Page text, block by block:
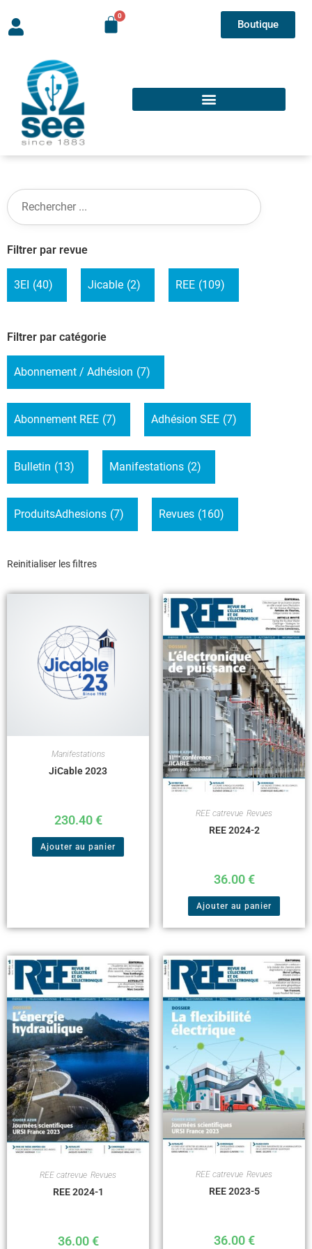
Boutique
Filtrer par revue
3EI (40) Jicable (2) REE (109)
Filtrer par catégorie
Abonnement / Adhésion (7)
Abonnement REE (7) Adhésion SEE (7)
Bulletin (13) Manifestations (2)
ProduitsAdhesions (7) Revues (160)
Reinitialiser les filtres
Manifestations
JiCable 2023
230.40€
Ajouter au panier
REE catrevue Revues
REE 2024-2
36.00€
Ajouter au panier
REE catrevue Revues
REE 2024-1
36.00€
REE catrevue Revues
REE 2023-5
36.00€